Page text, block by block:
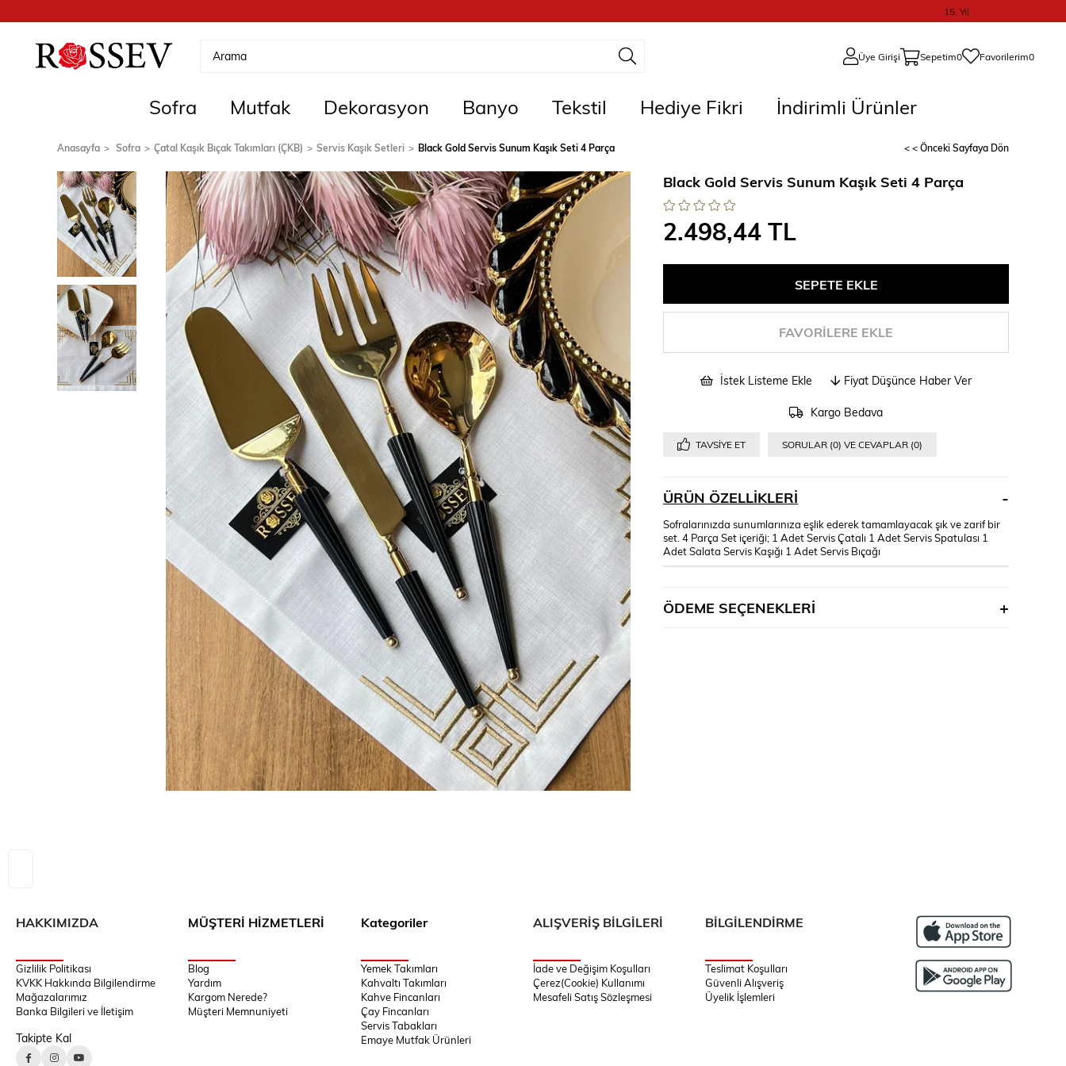
15. Yıl
Üye Girişi Sepetim0 Favorilerim0
Sofra Mutfak Dekorasyon Banyo Tekstil Hediye Fikri İndirimli Ürünler
Anasayfa Sofra Çatal Kaşık Bıçak Takımları (ÇKB) Servis Kaşık Setleri Black Gold Servis Sunum Kaşık Seti 4 Parça < < Önceki Sayfaya Dön
Black Gold Servis Sunum Kaşık Seti 4 Parça
2.498,44 TL
FAVORILERE EKLE
İstek Listeme Ekle Fiyat Düşünce Haber Ver
Kargo Bedava
TAVSIYE ET SORULAR (0) VE CEVAPLAR (0)
ÜRÜN ÖZELLIKLERI
Sofralarınızda sunumlarınıza eşlik ederek tamamlayacak şık ve zarif bir
set. 4 Parça Set içeriği; 1 Adet Servis Çatalı 1 Adet Servis Spatulası 1
Adet Salata Servis Kaşığı 1 Adet Servis Bıçağı
ÖDEME SEÇENEKLERI
HAKKIMIZDA
Gizlilik Politikası
KVKK Hakkında Bilgilendirme
Mağazalarımız
Banka Bilgileri ve İletişim
Takipte Kal
MÜŞTERİ HİZMETLERİ
Blog
Yardım
Kargom Nerede?
Müşteri Memnuniyeti
Kategoriler
Yemek Takımları
Kahvaltı Takımları
Kahve Fincanları
Çay Fincanları
Servis Tabakları
Emaye Mutfak Ürünleri
ALIŞVERİŞ BİLGİLERİ
İade ve Değişim Koşulları
Çerez(Cookie) Kullanımı
Mesafeli Satış Sözleşmesi
BİLGİLENDİRME
Teslimat Koşulları
Güvenli Alışveriş
Üyelik İşlemleri